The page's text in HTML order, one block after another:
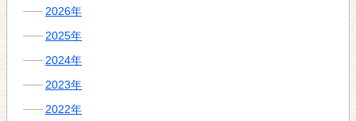
2026年
2025年
2024年
2023年
2022年